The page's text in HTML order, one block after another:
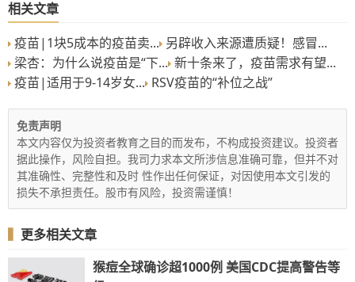
相关文章
疫苗|1块5成本的疫苗卖... 另辟收入来源遭质疑！感冒...
梁杏：为什么说疫苗是“下... 新十条来了，疫苗需求有望...
疫苗|适用于9-14岁女... RSV疫苗的“补位之战”
免责声明
本文内容仅为投资者教育之目的而发布，不构成投资建议。投资者
据此操作，风险自担。我司力求本文所涉信息准确可靠，但并不对
其准确性、完整性和及时 性作出任何保证，对因使用本文引发的
损失不承担责任。股市有风险，投资需谨慎！
▍ 更多相关文章
猴痘全球确诊超1000例 美国CDC提高警告等